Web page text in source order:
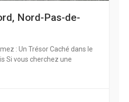
Nord-Pas-de-
: Un Trésor Caché dans le
Si vous cherchez une